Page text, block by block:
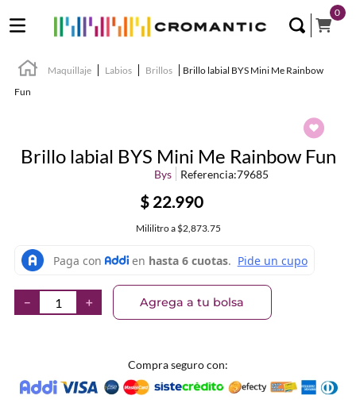
0
Maquillaje Labios Brillos
Brillo labial BYS Mini Me Rainbow
Fun
Brillo labial BYS Mini Me Rainbow Fun
Bys Referencia:79685
$ 22.990
Mililitroa $2,873.75
＋
－ Agrega a tu bolsa
Compra seguro con: